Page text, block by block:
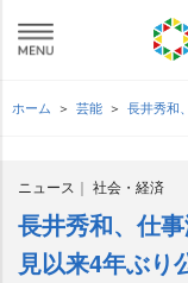
ホーム 芸能 長井秀和
ニュース 社会・経済
長井秀和、仕
見以来4年ぶり